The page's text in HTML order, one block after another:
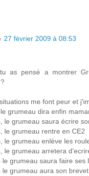
27 février 2009 à 08:53
as pensé a montrer
me font peur et
grumeau dira enfin
le grumeau saura écrire
le grumeau rentre en CE2
le grumeau enlève les
le grumeau arretera
le grumeau saura faire ses
le grumeau aura son